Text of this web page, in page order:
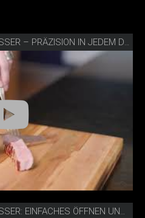
VIDEO SKNIFE TASCHENMESSER: EINFACHES ÖFFNEN UND SCHLIESSEN